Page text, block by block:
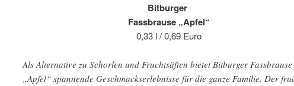
Bitburger
Fassbrause „Apfel“
0,33 l / 0,69 Euro
Als Alternative zu Schorlen und Fruchtsäften bietet Bitburger Fassbrause
„Apfel“ spannende Geschmackserlebnisse für die ganze Familie. Der